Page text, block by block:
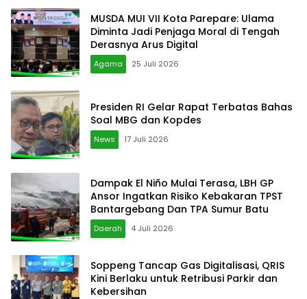
MUSDA MUI VII Kota Parepare: Ulama
Diminta Jadi Penjaga Moral di Tengah
Derasnya Arus Digital
Agama 25 Juli 2026
Presiden RI Gelar Rapat Terbatas Bahas
Soal MBG dan Kopdes
News 17 Juli 2026
Dampak El Niño Mulai Terasa, LBH GP
Ansor Ingatkan Risiko Kebakaran TPST
Bantargebang Dan TPA Sumur Batu
Daerah 4 Juli 2026
Soppeng Tancap Gas Digitalisasi, QRIS
Kini Berlaku untuk Retribusi Parkir dan
Kebersihan